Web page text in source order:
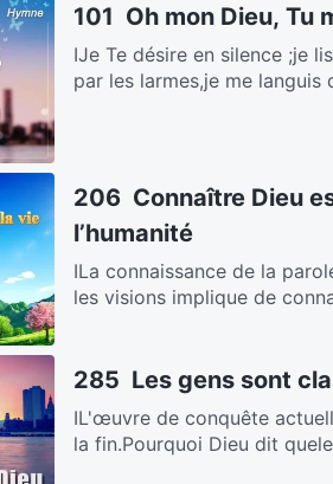
101 Oh mon Dieu, Tu
ⅠJe Te désire en silence ;je
par les larmes,je me languis
206 Connaître Dieu
l’humanité
ⅠLa connaissance de la
les visions implique de
285 Les gens sont
ⅠL'œuvre de conquête
la fin.Pourquoi Dieu dit